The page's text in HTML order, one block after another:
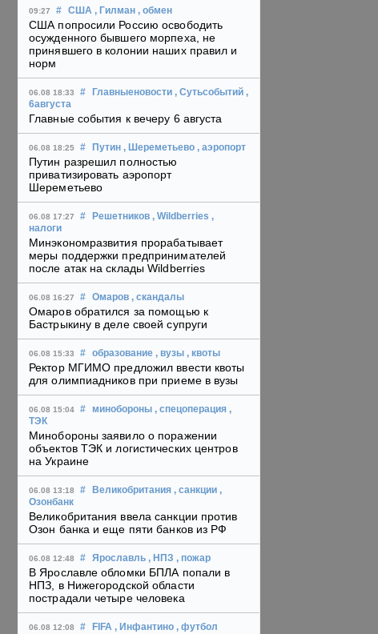
09:27 # США , Гилман , обмен
США попросили Россию освободить
осужденного бывшего морпеха, не
принявшего в колонии наших правил и
норм
06.08 18:33 # Главныеновости , Сутьсобытий ,
6августа
Главные события к вечеру 6 августа
06.08 18:25 # Путин , Шереметьево , аэропорт
Путин разрешил полностью
приватизировать аэропорт
Шереметьево
06.08 17:27 # Решетников , Wildberries ,
налоги
Минэкономразвития прорабатывает
меры поддержки предпринимателей
после атак на склады Wildberries
06.08 16:27 # Омаров , скандалы
Омаров обратился за помощью к
Бастрыкину в деле своей супруги
06.08 15:33 # образование , вузы , квоты
Ректор МГИМО предложил ввести квоты
для олимпиадников при приеме в вузы
06.08 15:04 # минобороны , спецоперация ,
ТЭК
Минобороны заявило о поражении
объектов ТЭК и логистических центров
на Украине
06.08 13:18 # Великобритания , санкции ,
Озонбанк
Великобритания ввела санкции против
Озон банка и еще пяти банков из РФ
06.08 12:48 # Ярославль , НПЗ , пожар
В Ярославле обломки БПЛА попали в
НПЗ, в Нижегородской области
пострадали четыре человека
06.08 12:08 # FIFA , Инфантино , футбол